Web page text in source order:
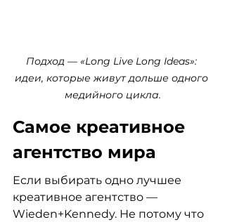
Подход — «Long Live Long Ideas»:
идеи, которые живут дольше одного
медийного цикла.
Самое креативное
агентство мира
Если выбирать одно лучшее
креативное агентство —
Wieden+Kennedy. Не потому что